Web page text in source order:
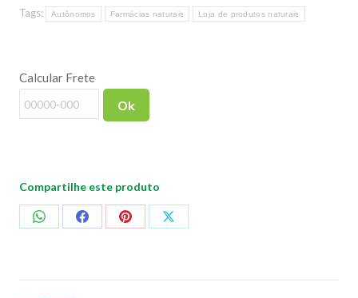
1kg
Tags:
Autônomos Farmácias naturais Loja de produtos naturais
Calcular Frete
Ok
Compartilhe este produto
CompartilharCompartilharCompartilharCompartilhar